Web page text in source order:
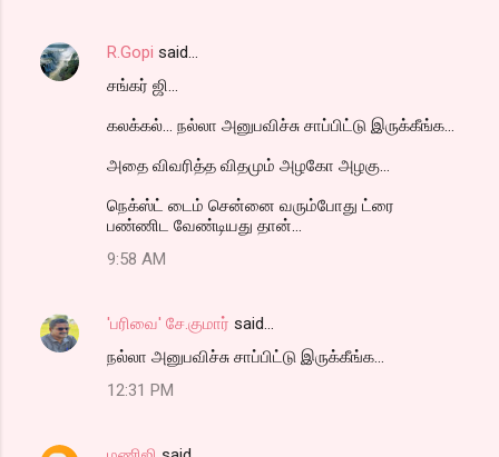
R.Gopi said…
சங்கர் ஜி...
கலக்கல்... நல்லா அனுபவிச்சு சாப்பிட்டு இருக்கீங்க...
அதை விவரித்த விதமும் அழகோ அழகு...
நெக்ஸ்ட் டைம் சென்னை வரும்போது ட்ரை
பண்ணிட வேண்டியது தான்...
9:58 AM
'பரிவை' சே.குமார் said…
நல்லா அனுபவிச்சு சாப்பிட்டு இருக்கீங்க...
12:31 PM